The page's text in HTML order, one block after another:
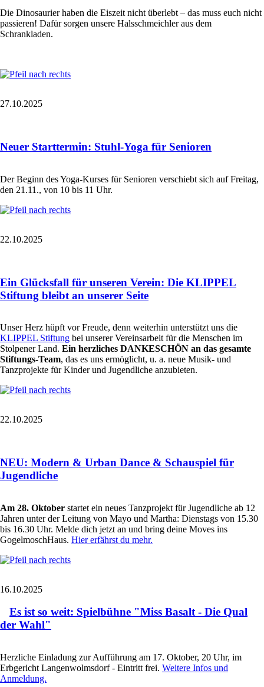
Die Dinosaurier haben die Eiszeit nicht überlebt – das muss euch nicht
passieren! Dafür sorgen unsere Halsschmeichler aus dem
Schrankladen.
27.10.2025
Neuer Starttermin: Stuhl-Yoga für Senioren
Der Beginn des Yoga-Kurses für Senioren verschiebt sich auf Freitag,
den 21.11., von 10 bis 11 Uhr.
22.10.2025
Ein Glücksfall für unseren Verein: Die KLIPPEL
Stiftung bleibt an unserer Seite
Unser Herz hüpft vor Freude, denn weiterhin unterstützt uns die
KLIPPEL Stiftung bei unserer Vereinsarbeit für die Menschen im
Stolpener Land. Ein herzliches DANKESCHÖN an das gesamte
Stiftungs-Team, das es uns ermöglicht, u. a. neue Musik- und
Tanzprojekte für Kinder und Jugendliche anzubieten.
22.10.2025
NEU: Modern & Urban Dance & Schauspiel für
Jugendliche
Am 28. Oktober startet ein neues Tanzprojekt für Jugendliche ab 12
Jahren unter der Leitung von Mayo und Martha: Dienstags von 15.30
bis 16.30 Uhr. Melde dich jetzt an und bring deine Moves ins
GogelmoschHaus. Hier erfährst du mehr.
16.10.2025
Es ist so weit: Spielbühne "Miss Basalt - Die Qual
der Wahl"
Herzliche Einladung zur Aufführung am 17. Oktober, 20 Uhr, im
Erbgericht Langenwolmsdorf - Eintritt frei. Weitere Infos und
Anmeldung.